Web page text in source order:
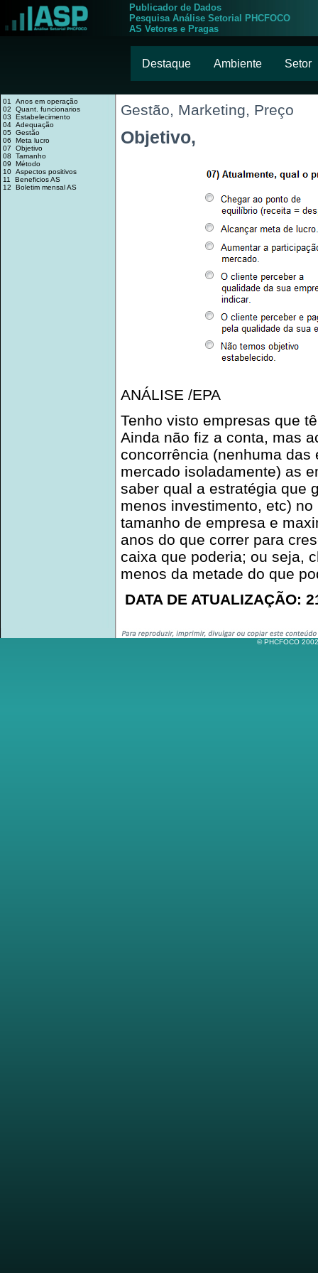
Publicador de Dados
Pesquisa Análise Setorial PHCFOCO
AS Vetores e Pragas
Destaque Ambiente Setor
01 Anos em operação
02 Quant. funcionarios
03 Estabelecimento
04 Adequação
05 Gestão
06 Meta lucro
07 Objetivo
08 Tamanho
09 Método
10 Aspectos positivos
11 Beneficios AS
12 Boletim mensal AS
Gestão, Marketing, Preço
Objetivo,
ANÁLISE /EPA
Tenho visto empresas que
Ainda não fiz a conta, mas
concorrência (nenhuma
mercado isoladamente) as
saber qual a estratégia que
menos investimento, etc)
tamanho de empresa e
anos do que correr para
caixa que poderia; ou seja,
menos da metade do que
DATA DE ATUALIZAÇÃO:
© PHCFOCO